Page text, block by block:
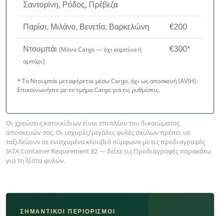
Σαντορίνη, Ρόδος, Πρέβεζα
Παρίσι, Μιλάνο, Βενετία, Βαρκελώνη €200
Ντουμπάι (Μόνο Cargo — όχι καμπίνα ή
αμπάρι)
€300*
* Το Ντουμπάι μεταφέρεται μέσω Cargo, όχι ως αποσκευή (AVIH).
Επικοινωνήστε με το τμήμα Cargo για τις ρυθμίσεις.
Οι χρεώσεις κατοικίδιων είναι επιπλέον του δικαιώματος
αποσκευών σας. Οι ισχυρές/μεγάλες φυλές σκύλων πρέπει να
ταξιδεύουν σε ενισχυμένα κλουβιά σύμφωνα με τις προδιαγραφές
IATA Container Requirement 82 — δείτε τις Προδιαγραφές παρακάτω
για τη λίστα φυλών.
ΣΗΜΑΝΤΙΚΟΊ ΠΕΡΙΟΡΙΣΜΟΊ